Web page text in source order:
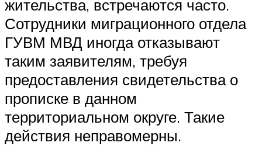
жительства, встречаются часто.
Сотрудники миграционного отдела
ГУВМ МВД иногда отказывают
таким заявителям, требуя
предоставления свидетельства о
прописке в данном
территориальном округе. Такие
действия неправомерны.